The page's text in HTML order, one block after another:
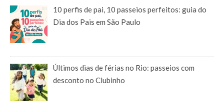
10 perfis de pai, 10 passeios perfeitos: guia do
Dia dos Pais em São Paulo
Últimos dias de férias no Rio: passeios com
desconto no Clubinho